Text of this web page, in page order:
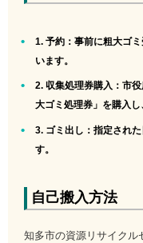
1. 予約 ：事前に粗大ゴ
います。
2. 収集処理券購入 ：市
大ゴミ処理券」を購入し
3. ゴミ出し ：指定され
す。
自己搬入方法
知多市の資源リサイクル